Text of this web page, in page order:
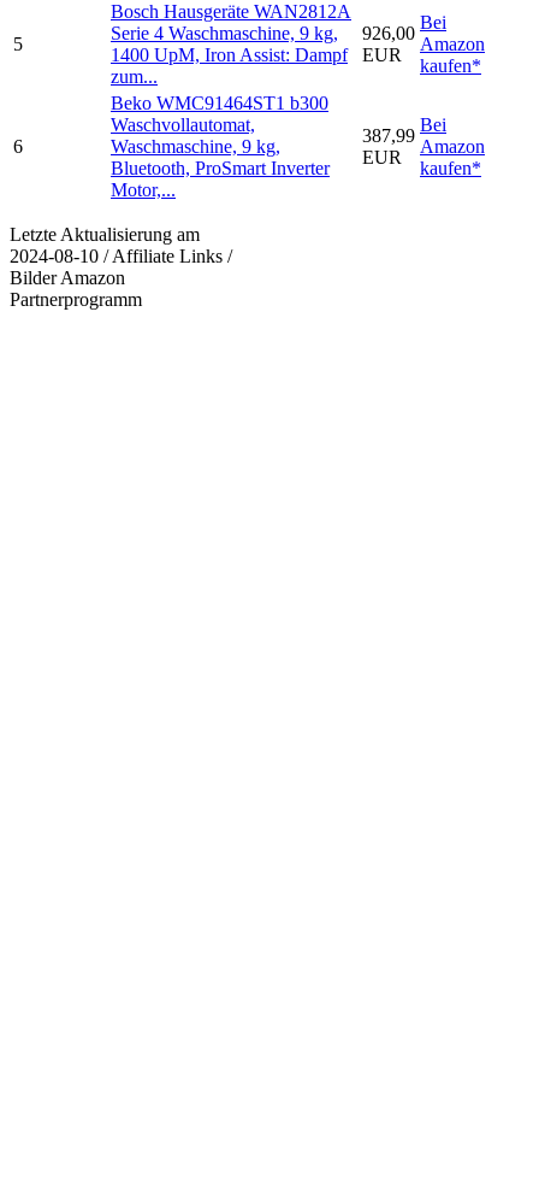
5
Bosch Hausgeräte WAN2812A
Serie 4 Waschmaschine, 9 kg,
1400 UpM, Iron Assist: Dampf
zum...
926,00
EUR
Bei
Amazon
kaufen*
6
Beko WMC91464ST1 b300
Waschvollautomat,
Waschmaschine, 9 kg,
Bluetooth, ProSmart Inverter
Motor,...
387,99
EUR
Bei
Amazon
kaufen*
Letzte Aktualisierung am
2024-08-10 / Affiliate Links /
Bilder Amazon
Partnerprogramm